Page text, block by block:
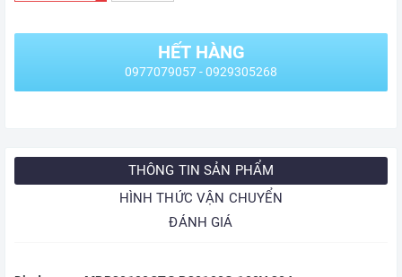
HẾT HÀNG
0977079057 - 0929305268
THÔNG TIN SẢN PHẨM
HÌNH THỨC VẬN CHUYỂN
ĐÁNH GIÁ